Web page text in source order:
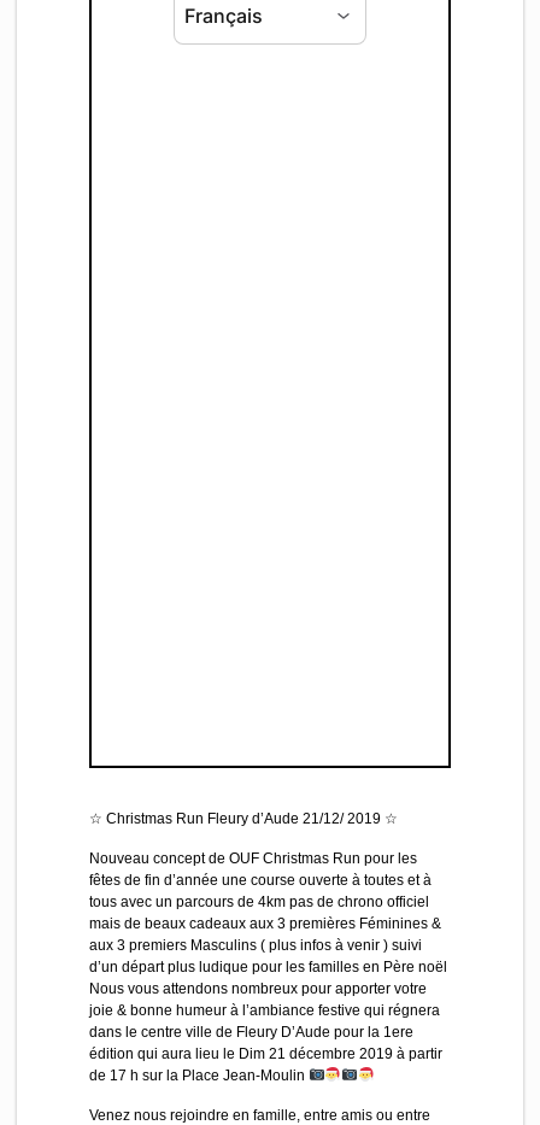
☆ Christmas Run Fleury d’Aude​ 21/12/ 2019 ☆
Nouveau concept de OUF Christmas Run pour les
fêtes de fin d’année une course ouverte à toutes et à
tous avec un parcours de 4km pas de chrono officiel
mais de beaux cadeaux aux 3 premières Féminines &
aux 3 premiers Masculins ( plus infos à venir ) suivi
d’un départ plus ludique pour les familles en Père noël
Nous vous attendons nombreux pour apporter votre
joie & bonne humeur à l’ambiance festive qui régnera
dans le centre ville de Fleury D’Aude pour la 1ere
édition qui aura lieu le Dim 21 décembre 2019 à partir
de 17 h sur la Place Jean-Moulin
Venez nous rejoindre en famille, entre amis ou entre